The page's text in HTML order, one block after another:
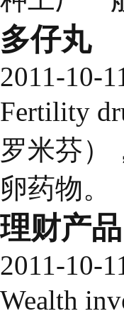
多仔丸
2011-10-
Fertility
罗米芬）
卵药物。
理财产品
2011-10-
Wealth